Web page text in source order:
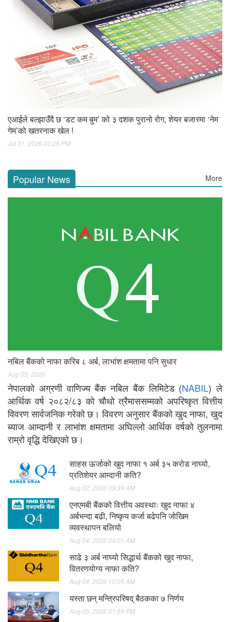
एआईले बल्झाउँदै छ ‘डट कम बुम’ को ३ दशक पुरानो रोग, शेयर बजारमा ‘नेम
गेम’को खतरनाक खेल !
Jul 31, 2026 03:26 PM
Popular News More
नबिल बैंकको नाफा करिब ८ अर्ब, लाभांश क्षमतामा पनि सुधार
Aug 05, 2026
नेपालको अग्रणी वाणिज्य बैंक नबिल बैंक लिमिटेड (NABIL) ले
आर्थिक वर्ष २०८२/८३ को चौथो त्रैमाससम्मको अपरिष्कृत वित्तीय
विवरण सार्वजनिक गरेको छ। विवरण अनुसार बैंकको खुद नाफा, खुद
ब्याज आम्दानी र लाभांश क्षमतामा अघिल्लो आर्थिक वर्षको तुलनामा
राम्रो वृद्धि देखिएको छ।
साहस ऊर्जाको खुद नाफा १ अर्ब ३५ करोड नाघ्यो,
प्रतिशेयर आम्दानी कति?
Aug 02, 2026 09:39 AM
एनएमबी बैंकको वित्तीय अवस्थाः खुद नाफा ४
अर्बभन्दा बढी, निष्कृय कर्जा बढेपनि जोखिम
व्यवस्थापन बलियो
Aug 04, 2026 04:01 AM
साढे ३ अर्ब नाघ्यो सिद्धार्थ बैंकको खुद नाफा,
वितरणयोग्य नाफा कति?
Aug 04, 2026 10:05 AM
यस्ता छन् मन्त्रिपरिषद् बैठकका ७ निर्णय
Aug 05, 2026 01:59 PM